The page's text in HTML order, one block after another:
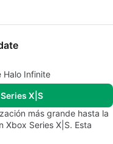
Halo Infinite
X|S
más grande hasta la
Xbox Series X|S. Esta